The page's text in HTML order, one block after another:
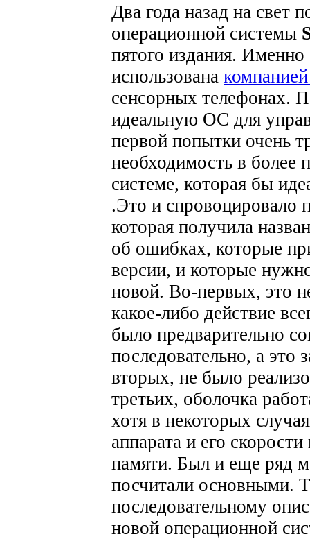
Два года назад на свет
операционной системы
пятого издания.
использована
сенсорных телефонах.
идеальную ОС для
первой попытки очень
необходимость в более
системе, которая бы
.Это и спровоцировало
которая получила
об ошибках, которые
версии, и которые
новой. Во-первых, это
какое-либо действие
было предварительно
последовательно, а
вторых, не было
третьих, оболочка
хотя в некоторых
аппарата и его
памяти. Был и еще ряд
посчитали основными.
последовательному
новой операционной